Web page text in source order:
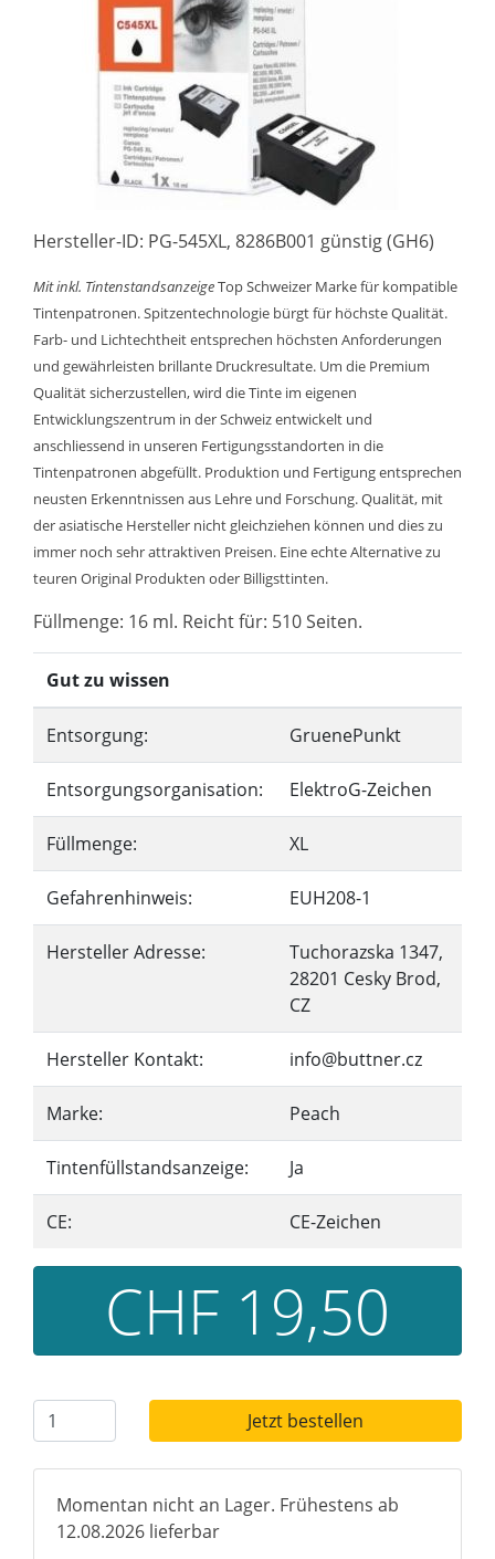
Hersteller-ID: PG-545XL, 8286B001 günstig (GH6)
Mit inkl. TintenstandsanzeigeTop Schweizer Marke für kompatible
Tintenpatronen. Spitzentechnologie bürgt für höchste Qualität.
Farb- und Lichtechtheit entsprechen höchsten Anforderungen
und gewährleisten brillante Druckresultate. Um die Premium
Qualität sicherzustellen, wird die Tinte im eigenen
Entwicklungszentrum in der Schweiz entwickelt und
anschliessend in unseren Fertigungsstandorten in die
Tintenpatronen abgefüllt. Produktion und Fertigung entsprechen
neusten Erkenntnissen aus Lehre und Forschung. Qualität, mit
der asiatische Hersteller nicht gleichziehen können und dies zu
immer noch sehr attraktiven Preisen. Eine echte Alternative zu
teuren Original Produkten oder Billigsttinten.
Füllmenge: 16 ml. Reicht für: 510 Seiten.
Gut zu wissen
Entsorgung: GruenePunkt
Entsorgungsorganisation: ElektroG-Zeichen
Füllmenge: XL
Gefahrenhinweis: EUH208-1
Hersteller Adresse:
Tuchorazska 1347,
28201 Cesky Brod,
CZ
Hersteller Kontakt: info@buttner.cz
Marke: Peach
Tintenfüllstandsanzeige: Ja
CE: CE-Zeichen
CHF 19,50
Jetzt bestellen
Momentan nicht an Lager. Frühestens ab
12.08.2026 lieferbar